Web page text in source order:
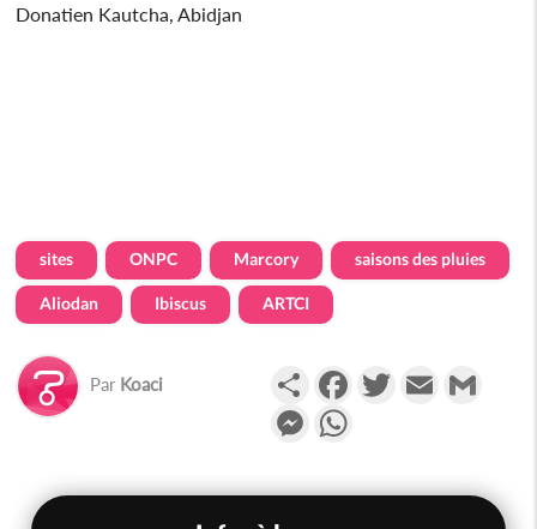
Donatien Kautcha, Abidjan
sites ONPC Marcory saisons des pluies
Aliodan Ibiscus ARTCI
Par Koaci PartagerFacebookTwitterEmail
Messenger